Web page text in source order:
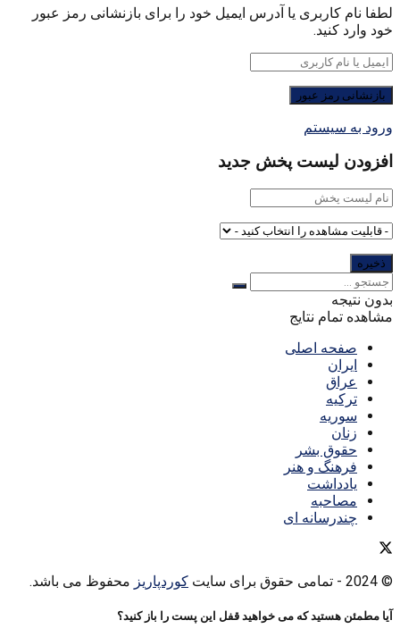
لطفا نام کاربری یا آدرس ایمیل خود را برای بازنشانی رمز عبور
خود وارد کنید.
ورود به سیستم
افزودن لیست پخش جدید
بدون نتیجه
مشاهده تمام نتایج
صفحه اصلی
ایران
عراق
ترکیه
سوریه
زنان
حقوق بشر
فرهنگ و هنر
یادداشت
مصاحبه
چندرسانه ای
© 2024 - تمامی حقوق برای سایت کوردپاریز محفوظ می باشد.
آیا مطمئن هستید که می خواهید قفل این پست را باز کنید؟